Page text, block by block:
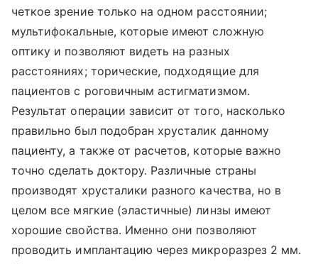
четкое зрение только на одном расстоянии;
мультифокальные, которые имеют сложную
оптику и позволяют видеть на разных
расстояниях; торические, подходящие для
пациентов с роговичным астигматизмом.
Результат операции зависит от того, насколько
правильно был подобран хрусталик данному
пациенту, а также от расчетов, которые важно
точно сделать доктору. Различные страны
производят хрусталики разного качества, но в
целом все мягкие (эластичные) линзы имеют
хорошие свойства. Именно они позволяют
проводить имплантацию через микроразрез 2 мм.